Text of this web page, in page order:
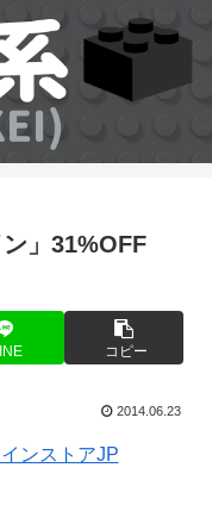
」31%OFF
コピー
2014.06.23